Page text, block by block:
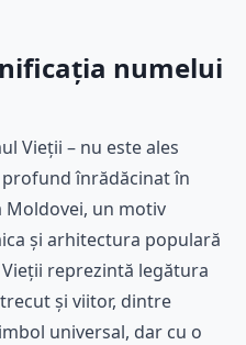
numelui
Vieții – nu este ales
înrădăcinat în
un motiv
și arhitectura populară
reprezintă legătura
și viitor, dintre
universal, dar cu o